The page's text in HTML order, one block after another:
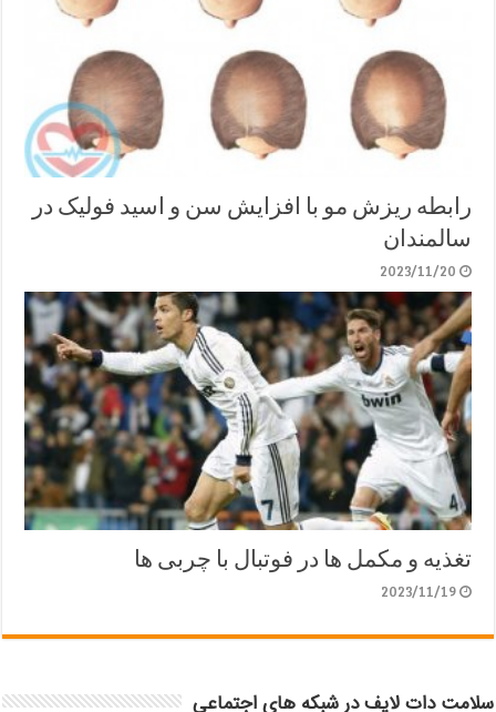
رابطه ریزش مو با افزایش سن و اسید فولیک در
سالمندان
2023/11/20
تغذیه و مکمل ها در فوتبال با چربی ها
2023/11/19
سلامت دات لایف در شبکه های اجتماعی